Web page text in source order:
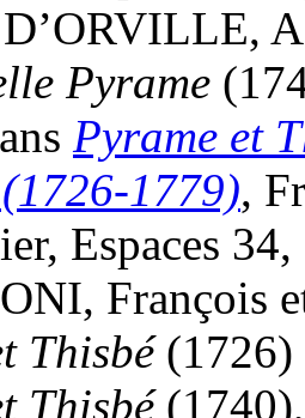
Pyrame
Pyrame et
1779),
Espaces
François
Thisbé (1726)
Thisbé